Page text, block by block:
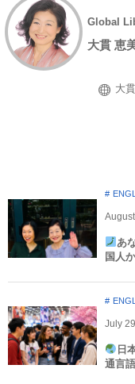
Global
大貫 恵
大
August
あ
国人
July 29
日
通言